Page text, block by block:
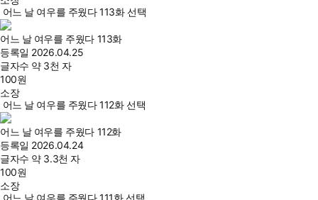
어느 날 여우를 주웠다 113화 선택
어느 날 여우를 주웠다 113화
등록일 2026.04.25
글자수 약 3천 자
100원
소장
어느 날 여우를 주웠다 112화 선택
어느 날 여우를 주웠다 112화
등록일 2026.04.24
글자수 약 3.3천 자
100원
소장
어느 날 여우를 주웠다 111화 선택